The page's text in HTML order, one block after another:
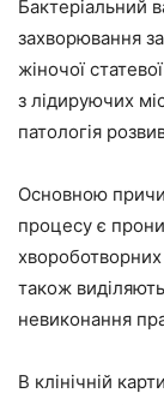
Бактеріальний
захворювання
жіночої
з лідируючих
патологія
Основною
процесу є
хвороботворних
також
невиконання
В клінічній